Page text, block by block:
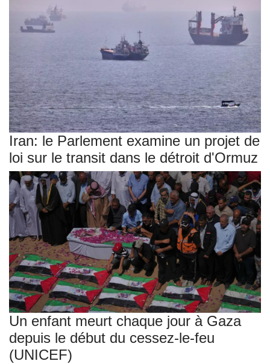
Iran: le Parlement examine un projet de
loi sur le transit dans le détroit d'Ormuz
Un enfant meurt chaque jour à Gaza
depuis le début du cessez-le-feu
(UNICEF)